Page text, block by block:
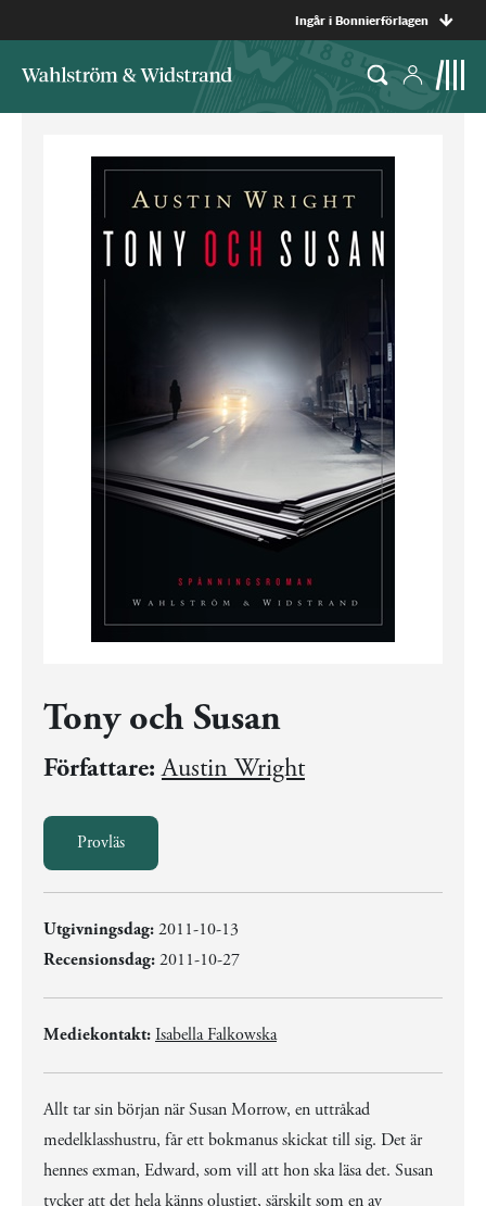
Ingår i Bonnierförlagen
Tony och Susan
Författare: Austin Wright
Provläs
Utgivningsdag:2011-10-13
Recensionsdag:2011-10-27
Mediekontakt:Isabella Falkowska
Allt tar sin början när Susan Morrow, en uttråkad
medelklasshustru, får ett bokmanus skickat till sig. Det är
hennes exman, Edward, som vill att hon ska läsa det. Susan
tycker att det hela känns olustigt, särskilt som en av